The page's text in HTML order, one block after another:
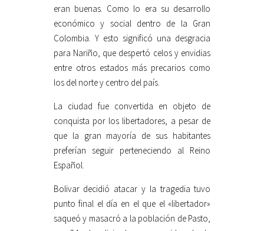
eran buenas. Como lo era su desarrollo
económico y social dentro de la Gran
Colombia. Y esto significó una desgracia
para Nariño, que despertó celos y envidias
entre otros estados más precarios como
los del norte y centro del país.
La ciudad fue convertida en objeto de
conquista por los libertadores, a pesar de
que la gran mayoría de sus habitantes
preferían seguir perteneciendo al Reino
Español.
Bolivar decidió atacar y la tragedia tuvo
punto final el día en el que el «libertador»
saqueó y masacró a la población de Pasto,